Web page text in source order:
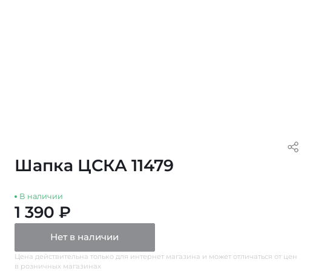
Шапка ЦСКА 11479
В наличии
1 390 ₽
Нет в наличии
Цена действительна только для интернет магазина и может отличаться от цен
в розничных магазинах